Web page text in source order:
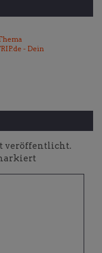
- Dein
veröffentlicht.